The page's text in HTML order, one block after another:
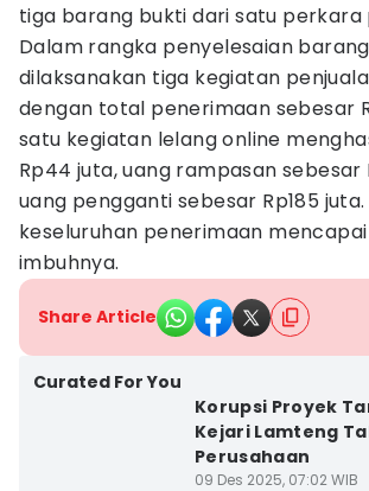
tiga barang bukti dari satu perkara
Dalam rangka penyelesaian
dilaksanakan tiga kegiatan
dengan total penerimaan sebesar
satu kegiatan lelang online
Rp44 juta, uang rampasan sebesar
uang pengganti sebesar Rp185
keseluruhan penerimaan mencapai
imbuhnya.
Share Article
Curated For You
Korupsi Proyek
Kejari Lamteng
Perusahaan
09 Des 2025, 07:02 WIB